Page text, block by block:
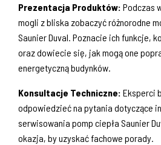
Prezentacja Produktów: Podczas
mogli z bliska zobaczyć różnorodne
Saunier Duval. Poznacie ich funkcje,
oraz dowiecie się, jak mogą one
energetyczną budynków.
Konsultacje Techniczne: Eksperci
odpowiedzieć na pytania dotyczące
serwisowania pomp ciepła Saunier
okazja, by uzyskać fachowe porady.